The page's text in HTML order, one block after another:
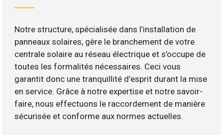
Notre structure, spécialisée dans l’installation de
panneaux solaires, gère le branchement de votre
centrale solaire au réseau électrique et s’occupe de
toutes les formalités nécessaires. Ceci vous
garantit donc une tranquillité d’esprit durant la mise
en service. Grâce à notre expertise et notre savoir-
faire, nous effectuons le raccordement de manière
sécurisée et conforme aux normes actuelles.